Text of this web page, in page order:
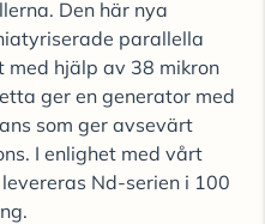
Den här nya
parallella
med hjälp av 38 mikron
ger en generator med
som ger avsevärt
I enlighet med vårt
Nd-serien i 100